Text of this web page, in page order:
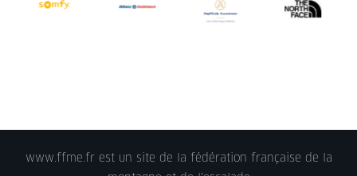
www.ffme.fr est un site de la fédération française de la